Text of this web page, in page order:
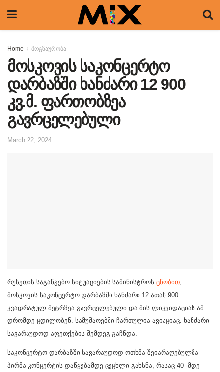
Home მოგზაურობა
მოსკოვის საკონცერტო
დარბაზში ხანძარი 12 900
კვ.მ. ფართობზეა
გავრცელებული
March 22, 2024
რუსეთის საგანგებო სიტუაციების სამინისტროს ცნობით
მოსკოვის საკონცერტო დარბაზში ხანძარი 12 ათას 900
კვადრატულ მეტრზეა გავრცელებული და მის ლიკვიდაციას ამ
დრომდე ცდილობენ. სამუშაოებში ჩართულია ავიაციაც. ხანძარი
სავარაუდოდ აფეთქების შემდეგ გაჩნდა.
საკონცერტო დარბაზში სავარაუდოდ ოთხმა შეიარაღებულმა
პირმა კონცერტის დაწყებამდე ცეცხლი გახსნა, რასაც 40 -მდე